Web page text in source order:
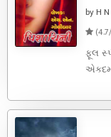
by H
ફૂલ